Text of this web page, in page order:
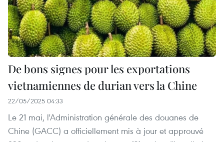
De bons signes pour les exportations
vietnamiennes de durian vers la Chine
22/05/2025 04:33
Le 21 mai, l'Administration générale des douanes de
Chine (GACC) a officiellement mis à jour et approuvé